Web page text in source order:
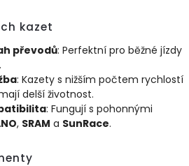
kazet
převodů: Perfektní pro běžné jízdy
: Kazety s nižším počtem rychlostí
delší životnost.
: Fungují s pohonnými
, SRAM a SunRace.